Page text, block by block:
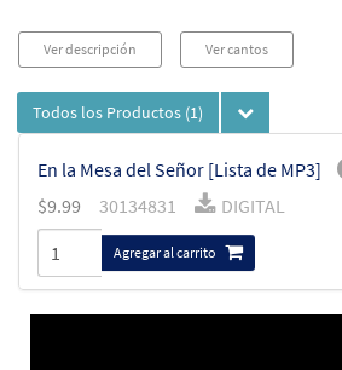
Ver descripción Ver cantos
Todos los Productos (1)
En la Mesa del Señor [Lista de MP3]
$9.99 30134831 DIGITAL
Agregar al carrito